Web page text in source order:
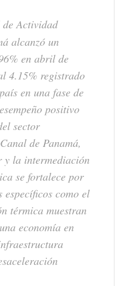
Actividad
alcanzó un
en abril de
4.15% registrado
en una fase de
positivo
sector
de Panamá,
y la intermediación
se fortalece por
específicos como el
térmica muestran
economía en